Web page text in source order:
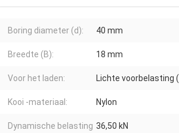
Boring diameter (d): 40 mm
Breedte (B): 18 mm
Voor het laden: Lichte voorbelasting
Kooi -materiaal: Nylon
Dynamische belasting 36,50 kN